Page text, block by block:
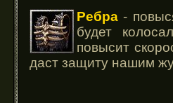
Ребра -
будет
повысит
даст защиту нашим